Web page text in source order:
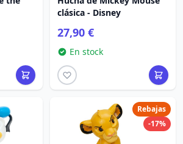
clásica - Disney
27,90 €
En stock
Rebajas
-17%